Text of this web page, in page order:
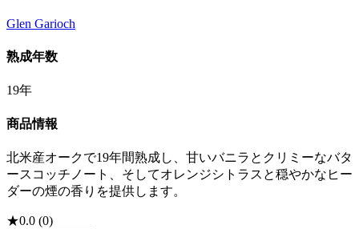
Glen Garioch
熟成年数
19年
商品情報
北米産オークで19年間熟成し、甘いバニラとクリミーなバタ
ースコッチノート、そしてオレンジシトラスと穏やかなヒー
ダーの煙の香りを提供します。
★0.0 (0)